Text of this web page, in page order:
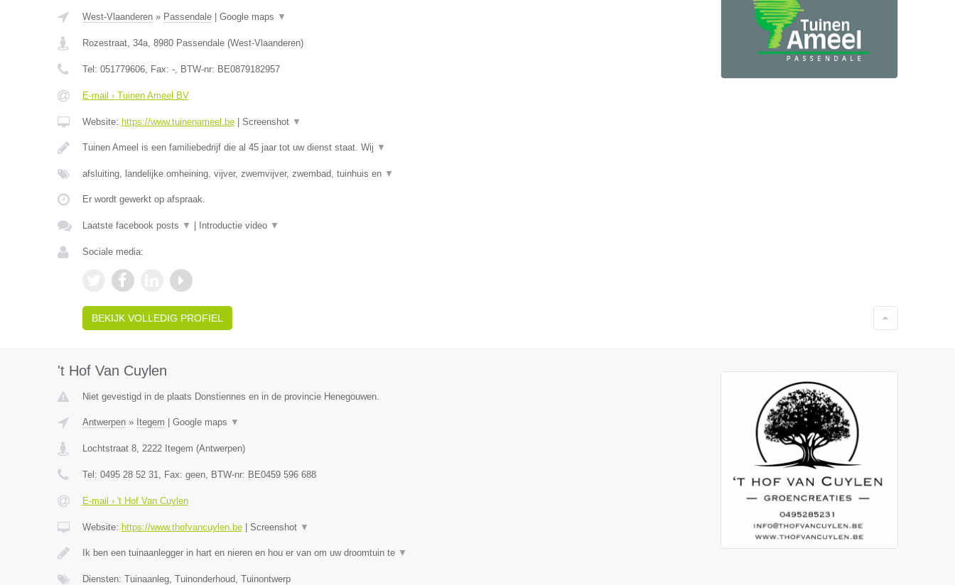
West-Vlaanderen» Passendale| Google maps ▼
Rozestraat, 34a, 8980 Passendale(West-Vlaanderen)
Tel: 051779606, Fax: -, BTW-nr: BE0879182957
E-mail › Tuinen Ameel BV
Website: https://www.tuinenameel.be| Screenshot ▼
Tuinen Ameel is een familiebedrijf die al 45 jaar tot uw dienst staat. Wij ▼
afsluiting, landelijke omheining, vijver, zwemvijver, zwembad, tuinhuis en ▼
Er wordt gewerkt op afspraak.
Laatste facebook posts ▼ Introductie video ▼
Sociale media:
BEKIJK VOLLEDIG PROFIEL
't Hof Van Cuylen
Niet gevestigd in de plaats Donstiennes en in de provincie Henegouwen.
Antwerpen» Itegem Google maps ▼
Lochtstraat 8, 2222 Itegem (Antwerpen)
Tel: 0495 28 52 31, Fax: geen, BTW-nr: BE0459 596 688
E-mail › 't Hof Van Cuylen
Website: https://www.thofvancuylen.be| Screenshot ▼
Ik ben een tuinaanlegger in hart en nieren en hou er van om uw droomtuin te ▼
Diensten: Tuinaanleg, Tuinonderhoud, Tuinontwerp